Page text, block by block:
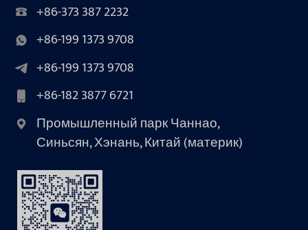
+86-373 387 2232
+86-199 1373 9708
+86-199 1373 9708
+86-182 3877 6721
Промышленный парк Чаннао,
Синьсян, Хэнань, Китай (материк)